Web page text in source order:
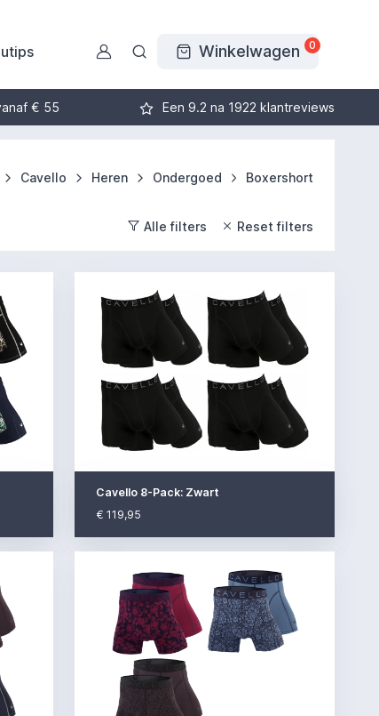
Winkelwagen 0
€ 55 Een 9.2 na 1922 klantreviews
Cavello Heren Ondergoed Boxershort
Alle filters Reset filters
Cavello 8-Pack: Zwart
€ 119,95